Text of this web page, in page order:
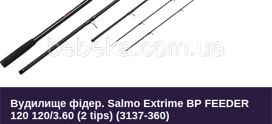
Вудилище фідер. Salmo Extrime BP FEEDER
120 120/3.60 (2 tips) (3137-360)